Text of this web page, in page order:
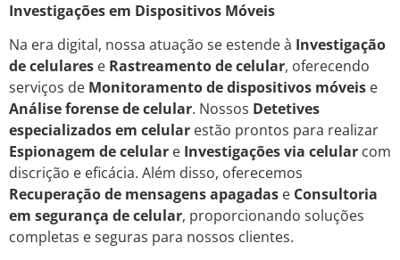
Investigações em Dispositivos Móveis
Na era digital, nossa atuação se estende à Investigação
de celulares e Rastreamento de celular, oferecendo
serviços de Monitoramento de dispositivos móveis e
Análise forense de celular. Nossos Detetives
especializados em celular estão prontos para realizar
Espionagem de celular e Investigações via celular com
discrição e eficácia. Além disso, oferecemos
Recuperação de mensagens apagadas e Consultoria
em segurança de celular, proporcionando soluções
completas e seguras para nossos clientes.